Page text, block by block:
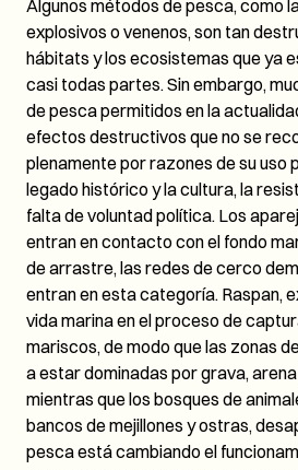
Algunos métodos de pesca, como
explosivos o venenos, son tan
hábitats y los ecosistemas que ya
casi todas partes. Sin embargo,
de pesca permitidos en la
efectos destructivos que no se
plenamente por razones de su uso
legado histórico y la cultura, la
falta de voluntad política. Los
entran en contacto con el fondo
de arrastre, las redes de cerco
entran en esta categoría. Raspan,
vida marina en el proceso de
mariscos, de modo que las zonas
a estar dominadas por grava,
mientras que los bosques de
bancos de mejillones y ostras,
pesca está cambiando el